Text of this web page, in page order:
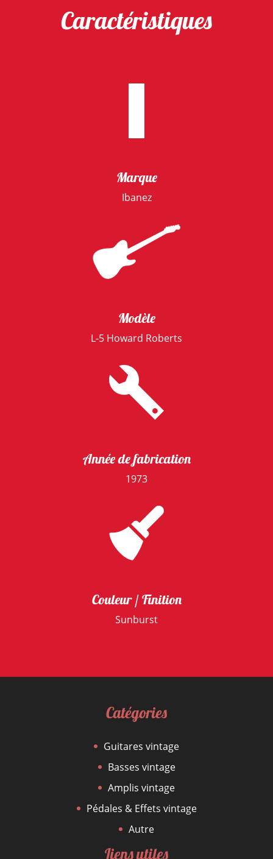
Caractéristiques
Marque
Ibanez
Modèle
L-5 Howard Roberts
Année de fabrication
1973
Couleur / Finition
Sunburst
Catégories
Guitares vintage
Basses vintage
Amplis vintage
Pédales & Effets vintage
Autre
Liens utiles